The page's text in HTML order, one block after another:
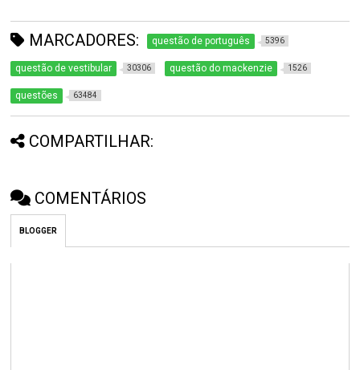
MARCADORES: questão de português 5396
questão de vestibular 30306 questão do mackenzie 1526
questões 63484
COMPARTILHAR:
COMENTÁRIOS
BLOGGER